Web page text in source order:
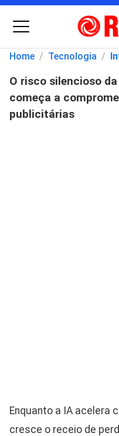
Menu
Pesquisar
por:
Home / Tecnologia /
O risco silencioso
começa a
publicitárias
Enquanto a IA acelera
cresce o receio de